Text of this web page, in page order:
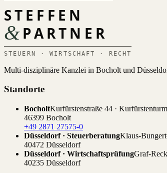
STEFFEN
&PARTNER
STEUERN · WIRTSCHAFT · RECHT
Multi-disziplinäre Kanzlei in Bocholt und
Standorte
BocholtKurfürstenstraße 44 · Kurfürstenturm
46399 Bocholt
+49 2871 27575-0
Düsseldorf · SteuerberatungKlaus-
40472 Düsseldorf
Düsseldorf · WirtschaftsprüfungGraf-
40235 Düsseldorf